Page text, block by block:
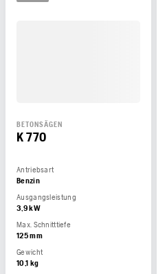
BETONSÄGEN
K 770
Antriebsart
Benzin
Ausgangsleistung
3,9 kW
Max. Schnitttiefe
125 mm
Gewicht
10,1 kg